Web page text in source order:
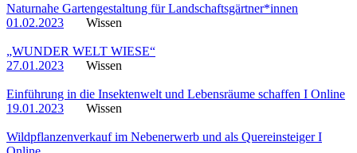
Naturnahe Gartengestaltung für Landschaftsgärtner*innen
01.02.2023
Wissen
„WUNDER WELT WIESE“
27.01.2023
Wissen
Einführung in die Insektenwelt und Lebensräume schaffen I Online
19.01.2023
Wissen
Wildpflanzenverkauf im Nebenerwerb und als Quereinsteiger I